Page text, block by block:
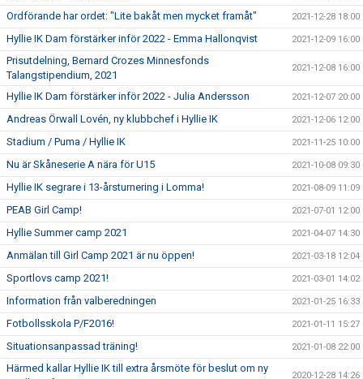
Ordförande har ordet: "Lite bakåt men mycket framåt" 2021-12-28 18:00
Hyllie IK Dam förstärker inför 2022 - Emma Hallonqvist 2021-12-09 16:00
Prisutdelning, Bernard Crozes Minnesfonds
Talangstipendium, 2021
2021-12-08 16:00
Hyllie IK Dam förstärker inför 2022 - Julia Andersson 2021-12-07 20:00
Andreas Örwall Lovén, ny klubbchef i Hyllie IK 2021-12-06 12:00
Stadium / Puma / Hyllie IK 2021-11-25 10:00
Nu är Skåneserie A nära för U15 2021-10-08 09:30
Hyllie IK segrare i 13-årsturnering i Lomma! 2021-08-09 11:09
PEAB Girl Camp! 2021-07-01 12:00
Hyllie Summer camp 2021 2021-04-07 14:30
Anmälan till Girl Camp 2021 är nu öppen! 2021-03-18 12:04
Sportlovs camp 2021! 2021-03-01 14:02
Information från valberedningen 2021-01-25 16:33
Fotbollsskola P/F2016! 2021-01-11 15:27
Situationsanpassad träning! 2021-01-08 22:00
Härmed kallar Hyllie IK till extra årsmöte för beslut om ny
2020-12-28 14:26